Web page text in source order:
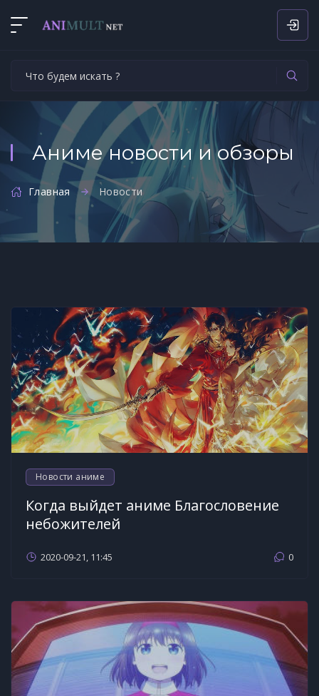
Аниме новости и обзоры
Главная Новости
Новости аниме
Когда выйдет аниме Благословение
небожителей
2020-09-21, 11:45 0